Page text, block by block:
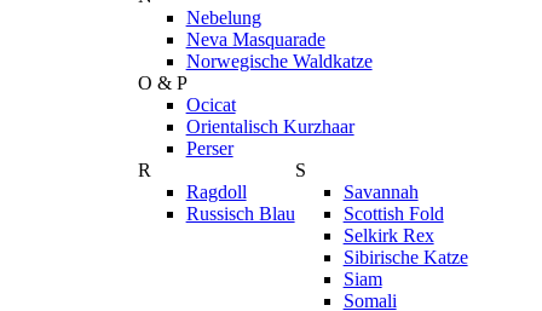
Nebelung
Neva Masquarade
Norwegische Waldkatze
O & P
Ocicat
Orientalisch Kurzhaar
Perser
R
Ragdoll
Russisch Blau
S
Savannah
Scottish Fold
Selkirk Rex
Sibirische Katze
Siam
Somali